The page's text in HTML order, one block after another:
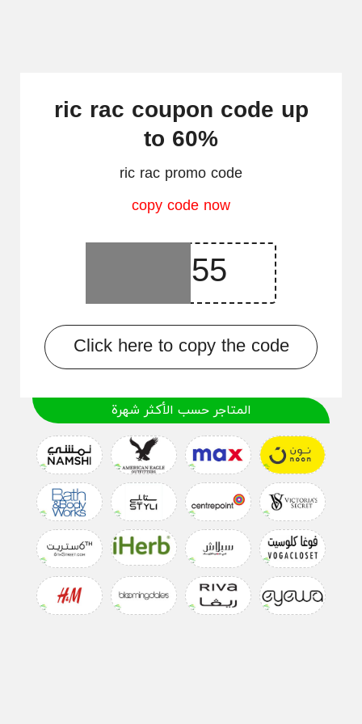
ric rac coupon code up
to 60%
ric rac promo code
copy code now
Click here to copy the code
المتاجر حسب الأكثر شهرة